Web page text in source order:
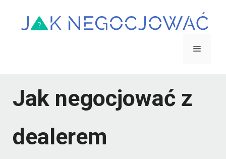
Menu
Jak negocjować z
dealerem